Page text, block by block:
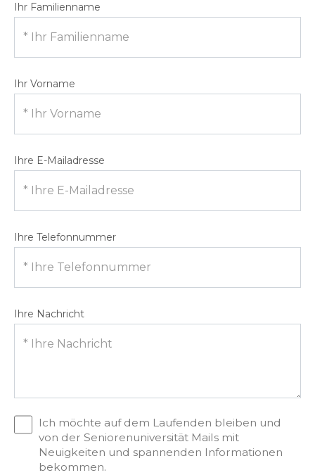
Ihr Familienname
Ihr Vorname
Ihre E-Mailadresse
Ihre Telefonnummer
Ihre Nachricht
Ich möchte auf dem Laufenden bleiben und
von der Seniorenuniversität Mails mit
Neuigkeiten und spannenden Informationen
bekommen.